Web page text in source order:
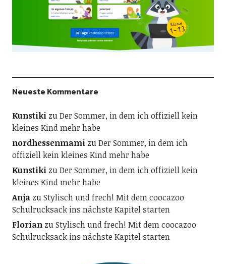
Neueste Kommentare
KunstikizuDer Sommer, in dem ich offiziell kein
kleines Kind mehr habe
nordhessenmamizuDer Sommer, in dem ich
offiziell kein kleines Kind mehr habe
KunstikizuDer Sommer, in dem ich offiziell kein
kleines Kind mehr habe
AnjazuStylisch und frech! Mit dem coocazoo
Schulrucksack ins nächste Kapitel starten
FlorianzuStylisch und frech! Mit dem coocazoo
Schulrucksack ins nächste Kapitel starten